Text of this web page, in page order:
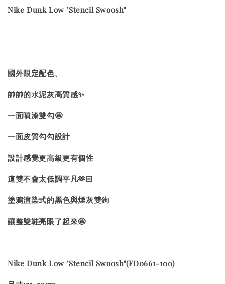
Nike Dunk Low "Stencil Swoosh"
國外限定配色、
帥帥的水泥灰高質感✨
一面噴漆雙勾🤩
一面皮質勾勾設計
設計感覺更高級更有個性
這雙不會太低調平凡🫶🏻
塗鴉渲染式的黑色與煙灰雙鉤
讓整雙鞋亮眼了起來🤩
Nike Dunk Low "Stencil Swoosh"(FD0661-100)